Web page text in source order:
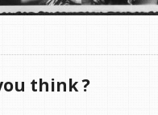
think ?